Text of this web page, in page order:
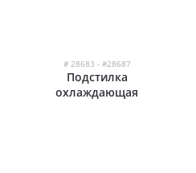
# 28683 - #28687
Подстилка
охлаждающая